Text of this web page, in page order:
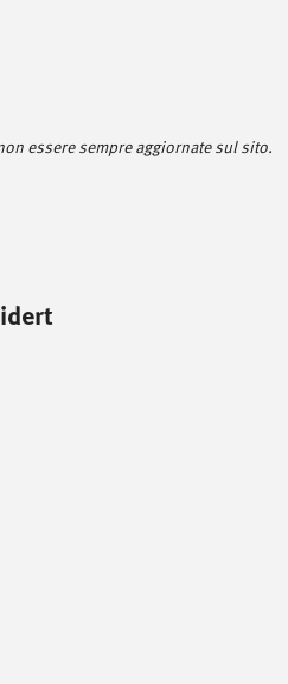
essere sempre aggiornate sul sito.